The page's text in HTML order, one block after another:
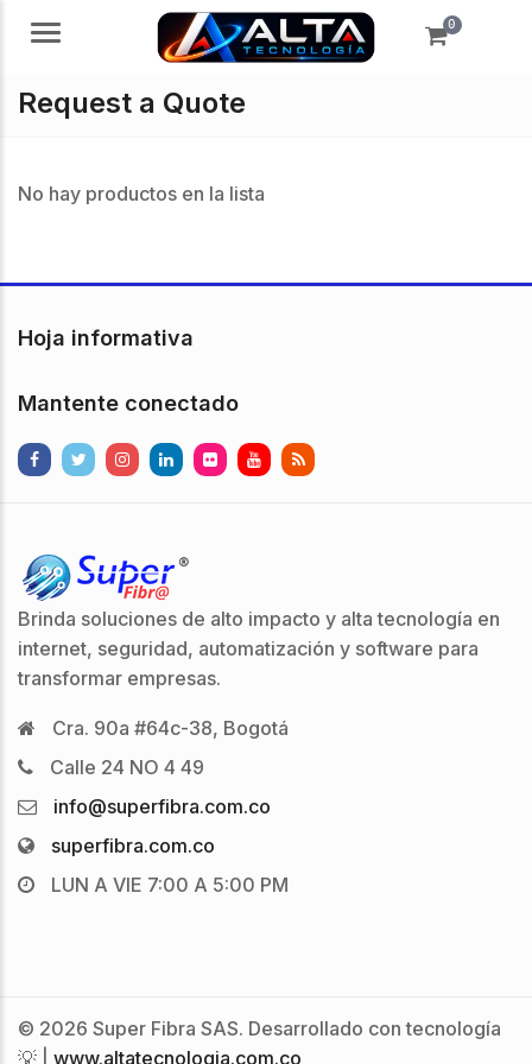
Menú 0
Request a Quote
No hay productos en la lista
Hoja informativa
Mantente conectado
Brinda soluciones de alto impacto y alta tecnología en
internet, seguridad, automatización y software para
transformar empresas.
Cra. 90a #64c-38, Bogotá
Calle 24 NO 4 49
info@superfibra.com.co
superfibra.com.co
LUN A VIE 7:00 A 5:00 PM
© 2026 Super Fibra SAS. Desarrollado con tecnología
💡 | www.altatecnologia.com.co